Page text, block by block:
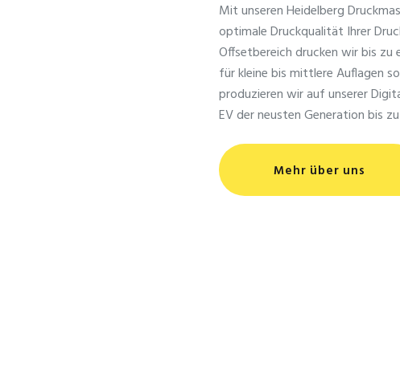
Mit unseren Heidelberg
optimale Druckqualität Ihrer
Offsetbereich drucken wir bis
für kleine bis mittlere Auflagen
produzieren wir auf unserer
EV der neusten Generation bis
Mehr über uns